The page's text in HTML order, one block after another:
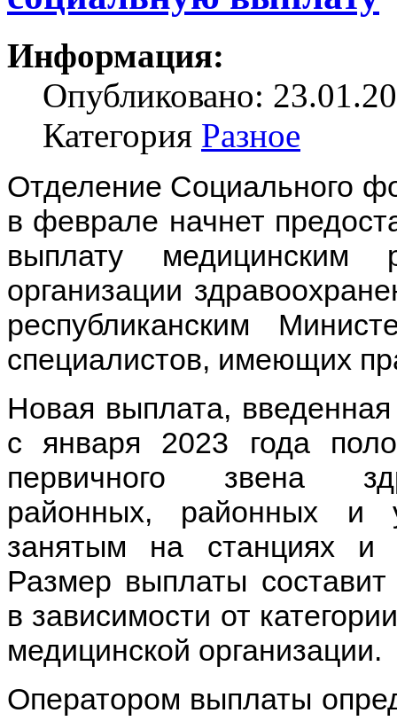
Информация:
Опубликовано:
Категория Разное
Отделение Социального
в феврале начнет
выплату медицинским
организации
республиканским
специалистов, имеющих
Новая выплата,
с января 2023 года
первичного звена
районных, районных и
занятым на станциях и
Размер выплаты
в зависимости от
медицинской организации.
Оператором выплаты